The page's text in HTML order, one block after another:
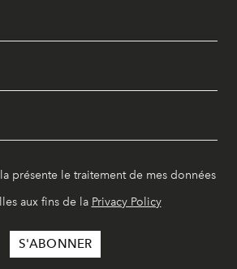
présente le traitement de mes données
aux fins de la Privacy Policy